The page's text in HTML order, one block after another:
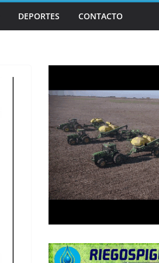
DEPORTES CONTACTO